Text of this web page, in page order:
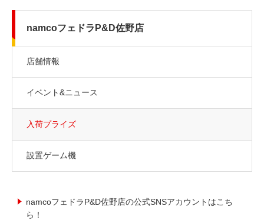
namcoフェドラP&D佐野店
店舗情報
イベント&ニュース
入荷プライズ
設置ゲーム機
namcoフェドラP&D佐野店の公式SNSアカウントはこち
ら！